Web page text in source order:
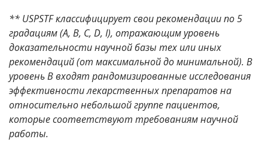
** USPSTF классифицирует свои рекомендации по 5
градациям (A, B, C, D, I), отражающим уровень
доказательности научной базы тех или иных
рекомендаций (от максимальной до минимальной). В
уровень B входят рандомизированные исследования
эффективности лекарственных препаратов на
относительно небольшой группе пациентов,
которые соответствуют требованиям научной
работы.